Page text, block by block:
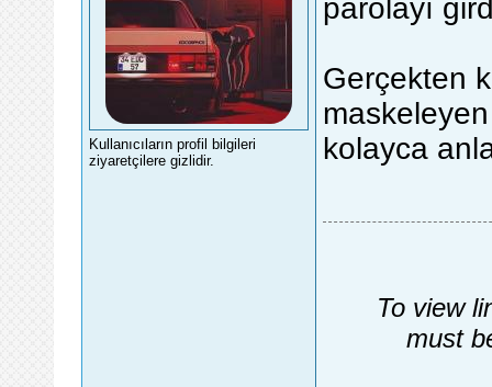
Kullanıcıların profil bilgileri
ziyaretçilere gizlidir.
parolayı
Gerçekten
kolayca
To view
must